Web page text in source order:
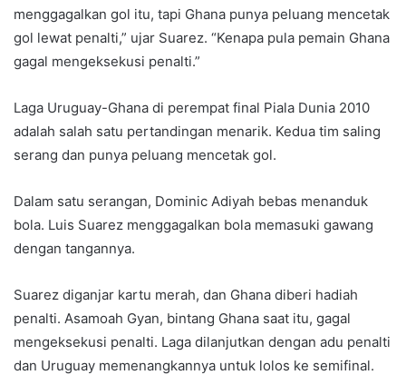
menggagalkan gol itu, tapi Ghana punya peluang mencetak
gol lewat penalti,” ujar Suarez. “Kenapa pula pemain Ghana
gagal mengeksekusi penalti.”
Laga Uruguay-Ghana di perempat final Piala Dunia 2010
adalah salah satu pertandingan menarik. Kedua tim saling
serang dan punya peluang mencetak gol.
Dalam satu serangan, Dominic Adiyah bebas menanduk
bola. Luis Suarez menggagalkan bola memasuki gawang
dengan tangannya.
Suarez diganjar kartu merah, dan Ghana diberi hadiah
penalti. Asamoah Gyan, bintang Ghana saat itu, gagal
mengeksekusi penalti. Laga dilanjutkan dengan adu penalti
dan Uruguay memenangkannya untuk lolos ke semifinal.